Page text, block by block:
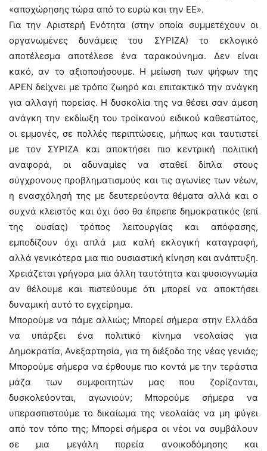
«αποχώρησης τώρα από το ευρώ και την ΕΕ».
Για την Αριστερή Ενότητα (στην οποία συμμετέχουν οι
οργανωμένες δυνάμεις του ΣΥΡΙΖΑ) το εκλογικό
αποτέλεσμα αποτέλεσε ένα ταρακούνημα. Δεν είναι
κακό, αν το αξιοποιήσουμε. Η μείωση των ψήφων της
ΑΡΕΝ δείχνει με τρόπο ζωηρό και επιτακτικό την ανάγκη
για αλλαγή πορείας. Η δυσκολία της να θέσει σαν άμεση
ανάγκη την εκδίωξη του τροϊκανού ειδικού καθεστώτος,
οι εμμονές, σε πολλές περιπτώσεις, μήπως και ταυτιστεί
με τον ΣΥΡΙΖΑ και αποκτήσει πιο κεντρική πολιτική
αναφορά, οι αδυναμίες να σταθεί δίπλα στους
σύγχρονους προβληματισμούς και τις αγωνίες των νέων,
η ενασχόλησή της με δευτερεύοντα θέματα αλλά και ο
συχνά κλειστός και όχι όσο θα έπρεπε δημοκρατικός (επί
της ουσίας) τρόπος λειτουργίας και απόφασης,
εμποδίζουν όχι απλά μια καλή εκλογική καταγραφή,
αλλά γενικότερα μια πιο ουσιαστική κίνηση και ανάπτυξη.
Χρειάζεται γρήγορα μια άλλη ταυτότητα και φυσιογνωμία
αν θέλουμε και πιστεύουμε ότι μπορεί να αποκτήσει
δυναμική αυτό το εγχείρημα.
Μπορούμε να πάμε αλλιώς; Μπορεί σήμερα στην Ελλάδα
να υπάρξει ένα πολιτικό κίνημα νεολαίας για
Δημοκρατία, Ανεξαρτησία, για τη διέξοδο της νέας γενιάς;
Μπορούμε σήμερα να έρθουμε πιο κοντά με την τεράστια
μάζα των συμφοιτητών μας που ζορίζονται,
δυσκολεύονται, αγωνιούν; Μπορούμε σήμερα να
υπερασπιστούμε το δικαίωμα της νεολαίας να μη φύγει
από τον τόπο της; Μπορεί σήμερα οι νέοι να συμβάλουν
σε μια μεγάλη πορεία ανοικοδόμησης και